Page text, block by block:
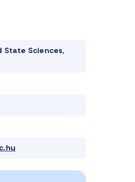
State Sciences,